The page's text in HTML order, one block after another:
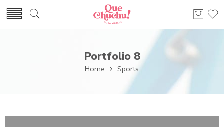
Portfolio 8
Home Sports